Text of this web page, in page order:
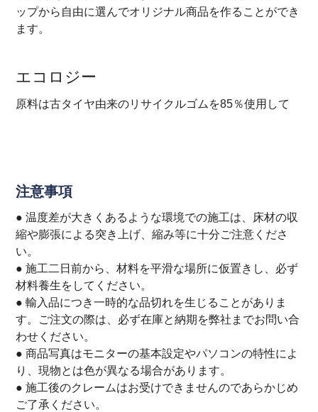
ップから自由に選んでオリジナル商品を作ることができ
ます。
エコロジー
原料は古タイヤ由来のリサイクルゴムを85％使用して
注意事項
● 温度差が大きくあるような環境での施工は、床材の収
縮や膨張による突き上げ、縮み等に十分ご注意くださ
い。
● 施工二日前から、材料を平滑な場所に仮置きし、必ず
材料養生をしてください。
● 輸入品につき一時的な品切れを生じることがありま
す。ご注文の際は、必ず在庫と納期を弊社までお問い合
わせください。
● 商品写真はモニターの基本設定やパソコンの特性によ
り、現物とは色が異なる場合があります。
● 施工後のクレームはお受けできませんのであらかじめ
ご了承ください。